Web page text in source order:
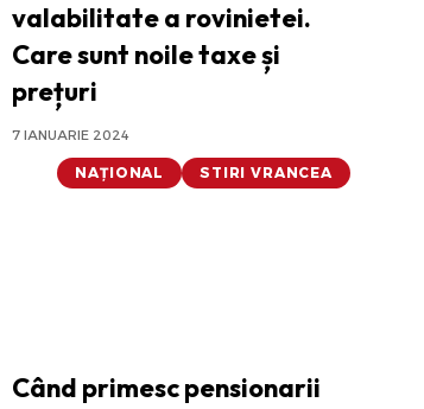
valabilitate a rovinietei.
Care sunt noile taxe și
prețuri
7 IANUARIE 2024
NAȚIONAL STIRI VRANCEA
Când primesc pensionarii